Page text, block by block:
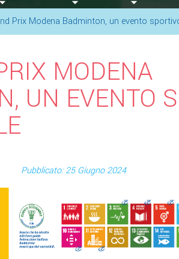
Prix Modena Badminton, un evento
MODENA
UN EVENTO
Pubblicato: 25 Giugno 2024